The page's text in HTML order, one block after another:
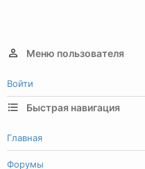
Меню пользователя
Войти
Быстрая навигация
Главная
Форумы